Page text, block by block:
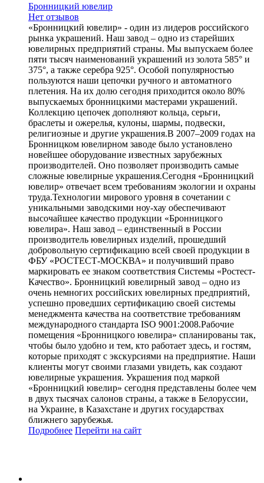
Бронницкий ювелир
Нет отзывов
«Бронницкий ювелир» - один из лидеров российского
рынка украшений. Наш завод – одно из старейших
ювелирных предприятий страны. Мы выпускаем более
пяти тысяч наименований украшений из золота 585° и
375°, а также серебра 925°. Особой популярностью
пользуются наши цепочки ручного и автоматного
плетения. На их долю сегодня приходится около 80%
выпускаемых бронницкими мастерами украшений.
Коллекцию цепочек дополняют кольца, серьги,
браслеты и ожерелья, кулоны, шармы, подвески,
религиозные и другие украшения.В 2007–2009 годах на
Бронницком ювелирном заводе было установлено
новейшее оборудование известных зарубежных
производителей. Оно позволяет производить самые
сложные ювелирные украшения.Сегодня «Бронницкий
ювелир» отвечает всем требованиям экологии и охраны
труда.Технологии мирового уровня в сочетании с
уникальными заводскими ноу-хау обеспечивают
высочайшее качество продукции «Бронницкого
ювелира». Наш завод – единственный в России
производитель ювелирных изделий, прошедший
добровольную сертификацию всей своей продукции в
ФБУ «РОСТЕСТ-МОСКВА» и получивший право
маркировать ее знаком соответствия Системы «Ростест-
Качество». Бронницкий ювелирный завод – одно из
очень немногих российских ювелирных предприятий,
успешно проведших сертификацию своей системы
менеджмента качества на соответствие требованиям
международного стандарта ISO 9001:2008.Рабочие
помещения «Бронницкого ювелира» спланированы так,
чтобы было удобно и тем, кто работает здесь, и гостям,
которые приходят с экскурсиями на предприятие. Наши
клиенты могут своими глазами увидеть, как создают
ювелирные украшения. Украшения под маркой
«Бронницкий ювелир» сегодня представлены более чем
в двух тысячах салонов страны, а также в Белоруссии,
на Украине, в Казахстане и других государствах
ближнего зарубежья.
Подробнее Перейти на сайт